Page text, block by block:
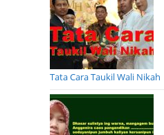
Tata Cara Taukil Wali Nikah